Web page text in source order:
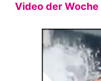
Video der Woche